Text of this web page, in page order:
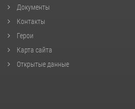
Документы
Контакты
Герои
Карта сайта
Открытые данные